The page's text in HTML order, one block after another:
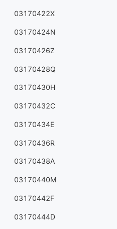
03170422X
03170424N
03170426Z
03170428Q
03170430H
03170432C
03170434E
03170436R
03170438A
03170440M
03170442F
03170444D